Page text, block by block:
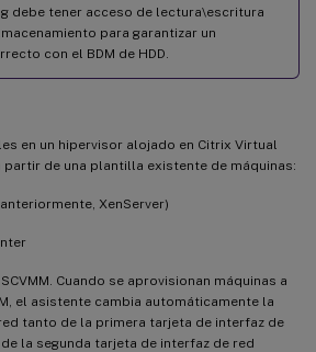
debe tener acceso de lectura\escritura
para garantizar un
con el BDM de HDD.
en un hipervisor alojado en Citrix Virtual
partir de una plantilla existente de máquinas:
XenServer)
Cuando se aprovisionan máquinas a
el asistente cambia automáticamente la
tanto de la primera tarjeta de interfaz de
la segunda tarjeta de interfaz de red